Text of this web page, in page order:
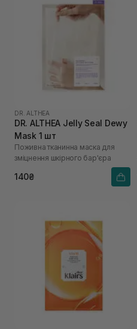
DR. ALTHEA
DR. ALTHEA Jelly Seal Dewy
Mask 1 шт
Поживна тканинна маска для
зміцнення шкірного бар'єра
140₴